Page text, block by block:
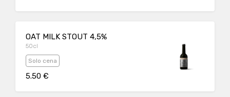
OAT MILK STOUT 4,5%
50cl
Solo cena
5.50 €